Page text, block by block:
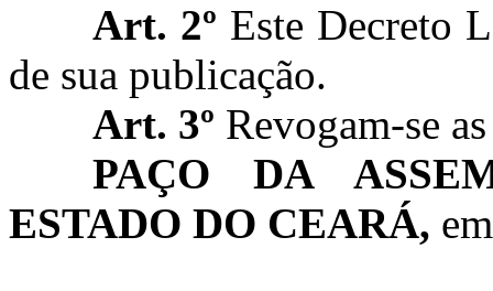
Art. 2º Este Decreto
de sua publicação.
Art. 3º Revogam-se
PAÇO DA
ESTADO DO CEARÁ,